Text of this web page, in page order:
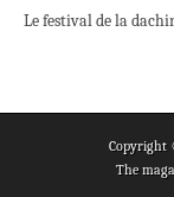
Le festival de la
Copyright
The